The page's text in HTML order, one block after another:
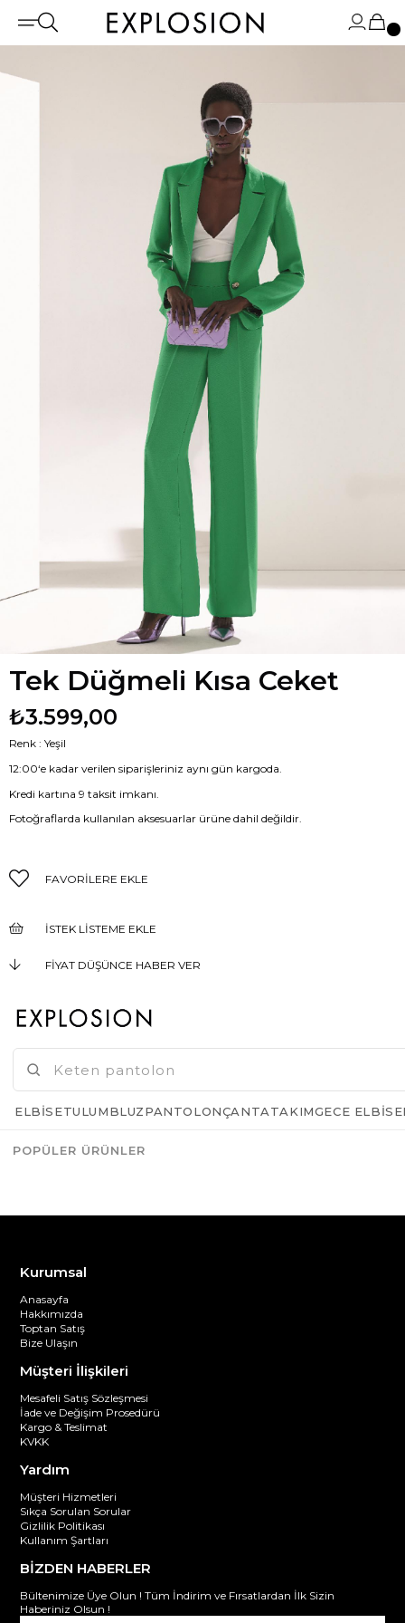
Tek Düğmeli Kısa Ceket
₺3.599,00
Renk : Yeşil
12:00‘e kadar verilen siparişleriniz aynı gün kargoda.
Kredi kartına 9 taksit imkanı.
Fotoğraflarda kullanılan aksesuarlar ürüne dahil değildir.
FAVORILERE EKLE
İSTEK LISTEME EKLE
FIYAT DÜŞÜNCE HABER VER
Kurumsal
Anasayfa
Hakkımızda
Toptan Satış
Bize Ulaşın
Müşteri İlişkileri
Mesafeli Satış Sözleşmesi
İade ve Değişim Prosedürü
Kargo & Teslimat
KVKK
Yardım
Müşteri Hizmetleri
Sıkça Sorulan Sorular
Gizlilik Politikası
Kullanım Şartları
BİZDEN HABERLER
Bültenimize Üye Olun ! Tüm İndirim ve Fırsatlardan İlk Sizin
Haberiniz Olsun !
ELBISETULUMBLUZPANTOLONÇANTATAKIMGECE
POPÜLER ÜRÜNLER